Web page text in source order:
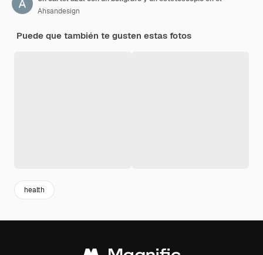
Ahsandesign
Puede que también te gusten estas fotos
health